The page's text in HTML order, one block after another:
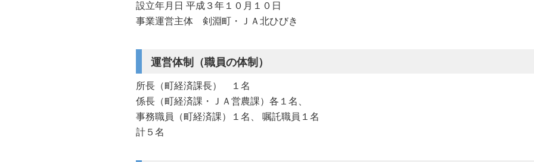
設立年月日 平成３年１０月１０日
事業運営主体 剣淵町・ＪＡ北ひびき
運営体制（職員の体制）
所長（町経済課長） １名
係長（町経済課・ＪＡ営農課）各１名、
事務職員（町経済課）１名、 嘱託職員１名
計５名